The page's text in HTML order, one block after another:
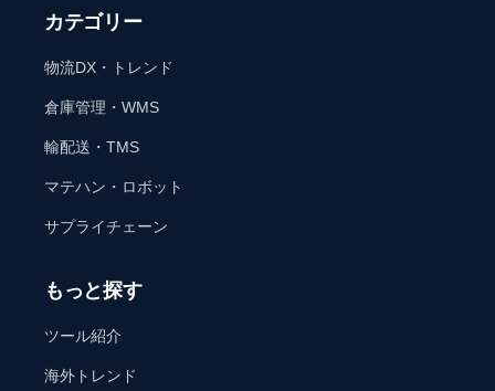
カテゴリー
物流DX・トレンド
倉庫管理・WMS
輸配送・TMS
マテハン・ロボット
サプライチェーン
もっと探す
ツール紹介
海外トレンド